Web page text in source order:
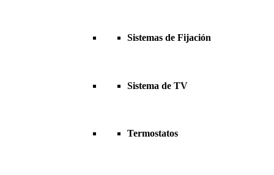
Sistemas de Fijación
Sistema de TV
Termostatos